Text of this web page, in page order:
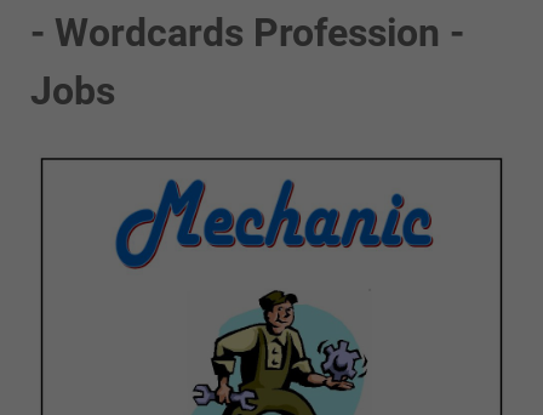
- Wordcards Profession -
Jobs